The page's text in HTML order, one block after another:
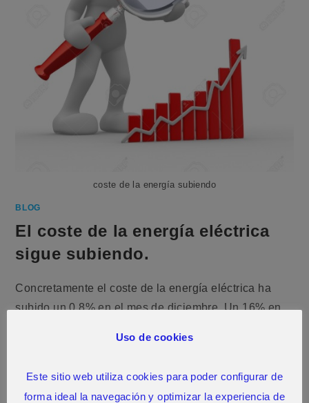
coste de la energía subiendo
BLOG
El coste de la energía eléctrica
sigue subiendo.
Concretamente el coste de la energía eléctrica ha
subido un 0,8% en el mes de diciembre. Un 16% en
Uso de cookies
Este sitio web utiliza cookies para poder configurar de
forma ideal la navegación y optimizar la experiencia de